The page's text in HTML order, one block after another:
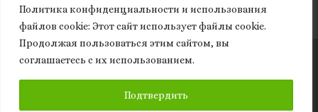
Политика конфиденциальности и использования
файлов сookie: Этот сайт использует файлы cookie.
Продолжая пользоваться этим сайтом, вы
соглашаетесь с их использованием.
Подтвердить
© 2026Granite of science– Все права защищены